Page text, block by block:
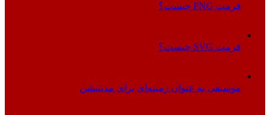
فرمت PNG چیست؟
فرمت SVG چیست؟
موسیقی به عنوان زمینه‌ای برای مدیتیشن